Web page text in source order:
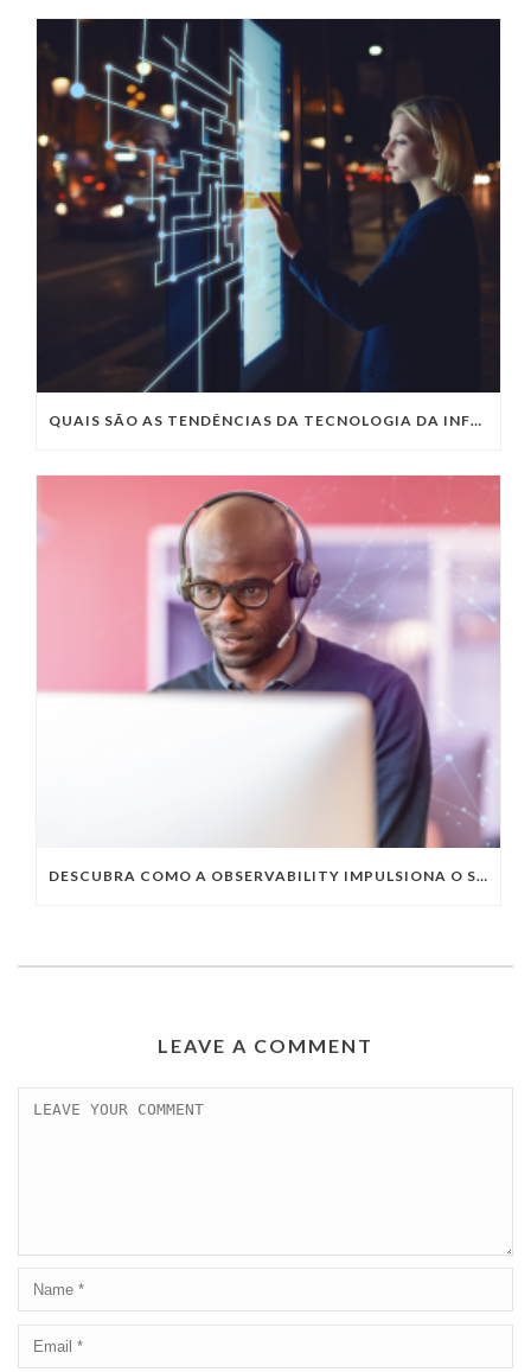
QUAIS SÃO AS TENDÊNCIAS DA TECNOLOGIA DA INFORMAÇÃO PARA 2023?
DESCUBRA COMO A OBSERVABILITY IMPULSIONA O SUCESSO DO SEU NEGÓCIO
LEAVE A COMMENT